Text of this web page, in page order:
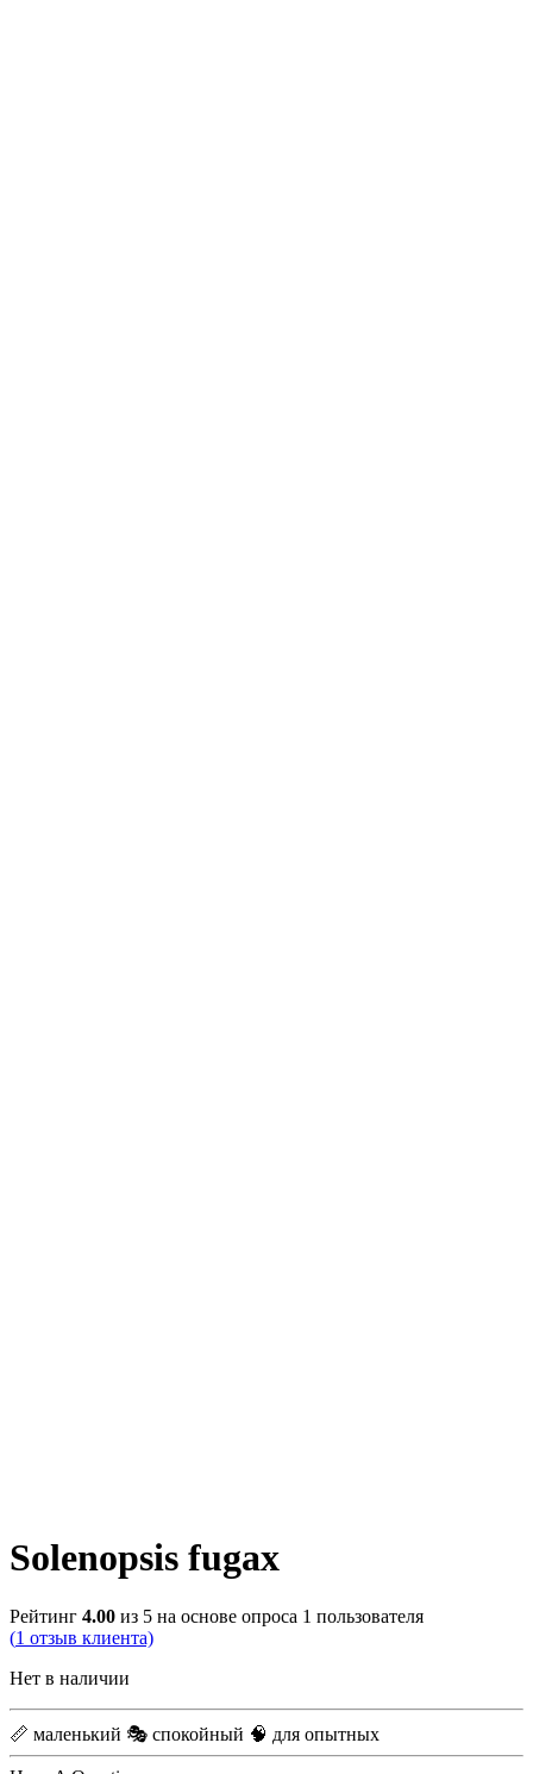
Solenopsis fugax
Рейтинг 4.00 из 5 на основе опроса 1 пользователя
(1 отзыв клиента)
Нет в наличии
📏 маленький 🎭 спокойный 🧠 для опытных